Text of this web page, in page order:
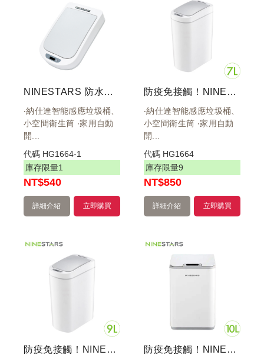
NINESTARS 防水感應圾垃桶 7L 9L 白 上蓋
‧納仕達智能感應垃圾桶、
小空間衛生筒 ‧家用自動
開...
代碼 HG1664-1
庫存限量1
NT$540
立即購買
詳細介紹
防疫免接觸！NINESTARS 智能感應防水窄型環境桶 7公升 DZT-7-2S
‧納仕達智能感應垃圾桶、
小空間衛生筒 ‧家用自動
開...
代碼 HG1664
庫存限量9
NT$850
立即購買
詳細介紹
防疫免接觸！NINESTARS 智能感應防水窄型環境桶 9公升 DZT-9-2S 防疫免接觸！NINESTARS 智能感應防水雙桶式環境桶 10L 極地白 DZT-10-35S